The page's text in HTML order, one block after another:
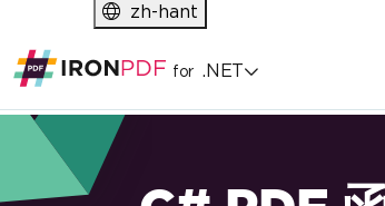
zh-hant
for .NET